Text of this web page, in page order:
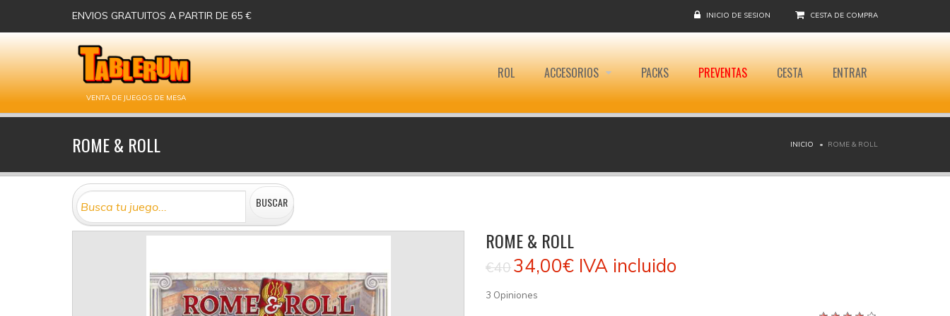
ENVIOS GRATUITOS A PARTIR DE 65 € INICIO DE SESION CESTA DE COMPRA
VENTA DE JUEGOS DE MESA
ROL ACCESORIOS PACKS PREVENTAS CESTA ENTRAR
ROME & ROLL INICIO ROME & ROLL
ROME & ROLL
€4034,00€ IVA incluido
3 Opiniones